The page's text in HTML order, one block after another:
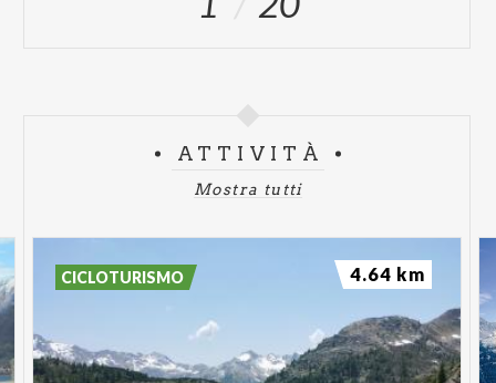
ATTIVITÀ
Mostra tutti
CICLOTURISMO 4.64 km